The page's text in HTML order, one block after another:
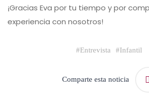
¡Gracias Eva por tu tiempo y por
experiencia con nosotros!
#Entrevista #Infantil
Comparte esta noticia